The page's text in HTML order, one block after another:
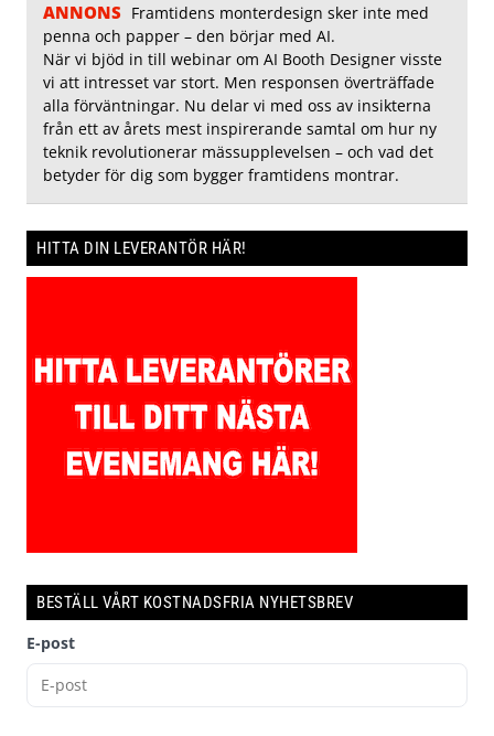
ANNONS Framtidens monterdesign sker inte med
penna och papper – den börjar med AI.
När vi bjöd in till webinar om AI Booth Designer visste
vi att intresset var stort. Men responsen överträffade
alla förväntningar. Nu delar vi med oss av insikterna
från ett av årets mest inspirerande samtal om hur ny
teknik revolutionerar mässupplevelsen – och vad det
betyder för dig som bygger framtidens montrar.
HITTA DIN LEVERANTÖR HÄR!
BESTÄLL VÅRT KOSTNADSFRIA NYHETSBREV
E-post